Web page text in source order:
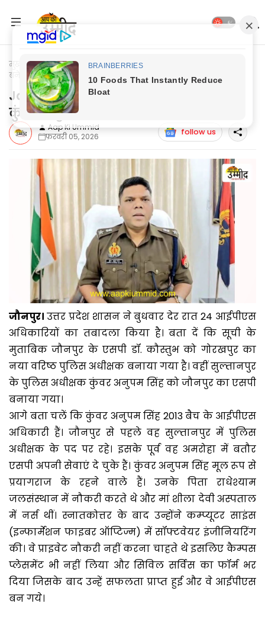
मुख्यपृष्ठ Jaunpur Update
Jaunpur News: जौनपुर के नये एसपी
बने कुंवर अनुपम सिंह
Jaunpur News: जौनपुर के नये एसपी बने
कुंवर अनुपम सिंह
Aap Ki Ummid
फ़रवरी 05, 2026
follow us
जौनपुर। उत्तर प्रदेश शासन ने बुधवार देर रात 24 आईपीएस
अधिकारियों का तबादला किया है। बता दें कि सूची के
मुताबिक जौनपुर के एसपी डॉ. कौस्तुभ को गोरखपुर का
नया वरिष्ठ पुलिस अधीक्षक बनाया गया है। वहीं सुल्तानपुर
के पुलिस अधीक्षक कुंवर अनुपम सिंह को जौनपुर का एसपी
बनाया गया।
आगे बता चलें कि कुंवर अनुपम सिंह 2013 बैच के आईपीएस
अधिकारी हैं। जौनपुर से पहले वह सुल्तानपुर में पुलिस
अधीक्षक के पद पर रहे। इसके पूर्व वह अमरोहा में बतौर
एसपी अपनी सेवाएं दे चुके हैं। कुंवर अनुपम सिंह मूल रूप से
प्रयागराज के रहने वाले हैं। उनके पिता राधेश्याम
जलसंस्थान में नौकरी करते थे और मां शीला देवी अस्पताल
में नर्स थीं। स्नातकोत्तर के बाद उन्होंने कम्प्यूटर साइंस
(इन्फार्मेशन फाइबर ऑप्टिज्म) में सॉफ्टवेयर इंजीनियरिंग
की। वे प्राइवेट नौकरी नहीं करना चाहते थे इसलिए कैम्पस
प्लेसमेंट भी नहीं लिया और सिविल सर्विस का फॉर्म भर
दिया जिसके बाद उन्हें सफलता प्राप्त हुई और वे आईपीएस
बन गये।